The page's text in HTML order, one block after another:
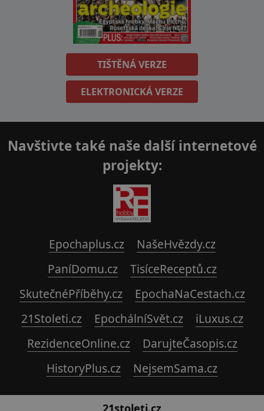
TIŠTĚNÁ VERZE
ELEKTRONICKÁ VERZE
Navštivte také naše další internetové
projekty:
Epochaplus.cz
NašeHvězdy.cz
PaníDomu.cz
TisíceReceptů.cz
SkutečnéPříběhy.cz
EpochaNaCestach.cz
21Stoleti.cz
EpochálníSvět.cz
iLuxus.cz
RezidenceOnline.cz
DarujteČasopis.cz
HistoryPlus.cz
NejsemSama.cz
21stoleti.cz